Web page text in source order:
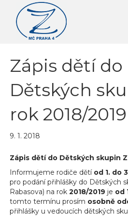
Zápis dětí do
Dětských
rok 2018/2019
9. 1. 2018
Zápis dětí do Dětských skupin
Informujeme rodiče dětí od 1. do
pro podání přihlášky do Dětských
Rabasova) na rok 2018/2019 je od
tomto termínu prosím osobně
přihlášky u vedoucích dětských